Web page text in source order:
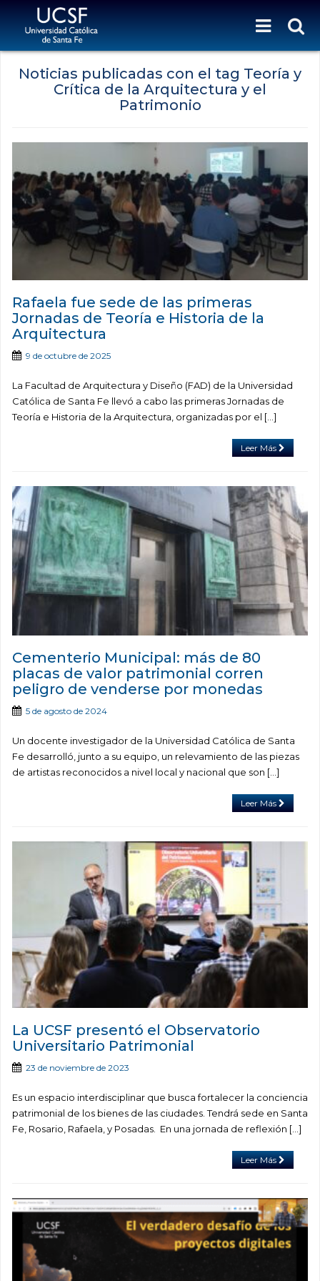
Noticias publicadas con el tag Teoría y
Crítica de la Arquitectura y el
Patrimonio
Rafaela fue sede de las primeras
Jornadas de Teoría e Historia de la
Arquitectura
9 de octubre de 2025
La Facultad de Arquitectura y Diseño (FAD) de la Universidad
Católica de Santa Fe llevó a cabo las primeras Jornadas de
Teoría e Historia de la Arquitectura, organizadas por el […]
Leer Más
Cementerio Municipal: más de 80
placas de valor patrimonial corren
peligro de venderse por monedas
5 de agosto de 2024
Un docente investigador de la Universidad Católica de Santa
Fe desarrolló, junto a su equipo, un relevamiento de las piezas
de artistas reconocidos a nivel local y nacional que son […]
Leer Más
La UCSF presentó el Observatorio
Universitario Patrimonial
23 de noviembre de 2023
Es un espacio interdisciplinar que busca fortalecer la conciencia
patrimonial de los bienes de las ciudades. Tendrá sede en Santa
Fe, Rosario, Rafaela, y Posadas. En una jornada de reflexión […]
Leer Más